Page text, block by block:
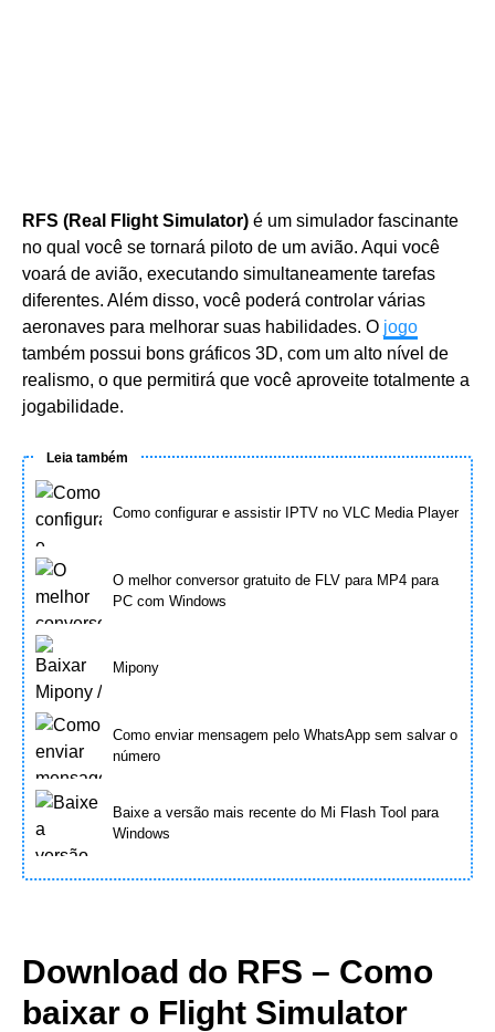
RFS (Real Flight Simulator) é um simulador fascinante
no qual você se tornará piloto de um avião. Aqui você
voará de avião, executando simultaneamente tarefas
diferentes. Além disso, você poderá controlar várias
aeronaves para melhorar suas habilidades. O jogo
também possui bons gráficos 3D, com um alto nível de
realismo, o que permitirá que você aproveite totalmente a
jogabilidade.
Leia também
Como configurar e assistir IPTV no VLC Media Player
O melhor conversor gratuito de FLV para MP4 para
PC com Windows
Mipony
Como enviar mensagem pelo WhatsApp sem salvar o
número
Baixe a versão mais recente do Mi Flash Tool para
Windows
Download do RFS – Como
baixar o Flight Simulator